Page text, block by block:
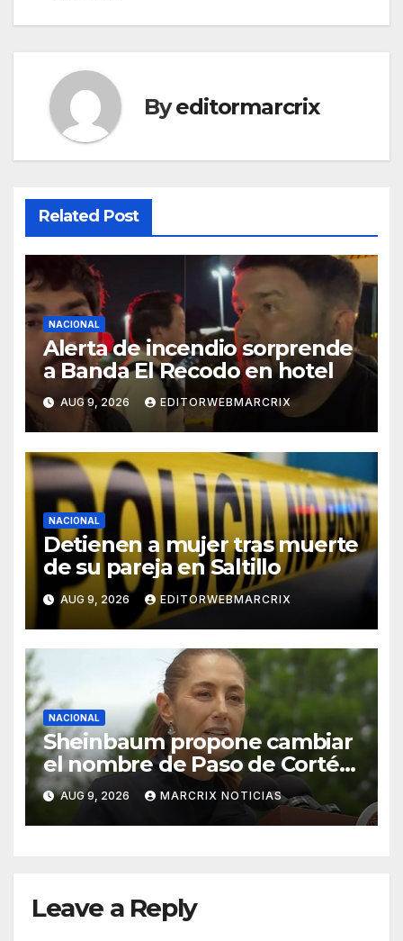
Byeditormarcrix
Related Post
NACIONAL
Alerta de incendio sorprende
a Banda El Recodo en hotel
AUG 9, 2026 EDITORWEBMARCRIX
NACIONAL
Detienen a mujer tras muerte
de su pareja en Saltillo
AUG 9, 2026 EDITORWEBMARCRIX
NACIONAL
Sheinbaum propone cambiar
el nombre de Paso de Cortés
por “Paso de los Pueblos
Indígenas”
AUG 9, 2026 MARCRIX NOTICIAS
Leave a Reply